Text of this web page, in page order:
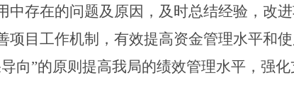
存在的问题及原因，及时总结经验，改
目工作机制，有效提高资金管理水平和使
向”的原则提高我局的绩效管理水平，强化